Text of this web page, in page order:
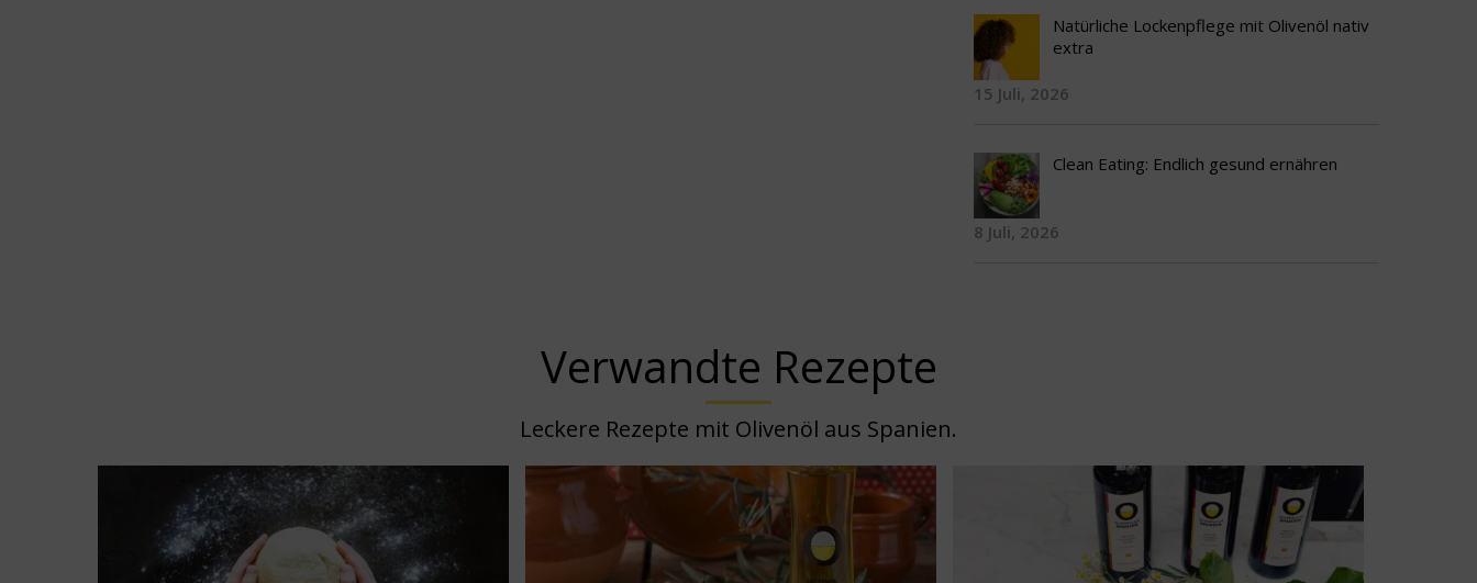
Natürliche Lockenpflege mit Olivenöl nativ
extra
15 Juli, 2026
Clean Eating: Endlich gesund ernähren
8 Juli, 2026
Verwandte Rezepte
Leckere Rezepte mit Olivenöl aus Spanien.